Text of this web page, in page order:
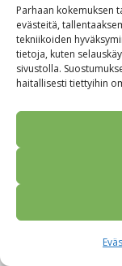
Parhaan kokemuksen
evästeitä,
tekniikoiden
tietoja, kuten
sivustolla.
haitallisesti tiettyihin
Alkuun
© 2026